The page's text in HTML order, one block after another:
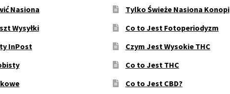
Nasiona
Wysyłki
InPost
Tylko Świeże Nasiona Konopi
Co to Jest Fotoperiodyzm
Czym Jest Wysokie THC
Co to Jest THC
Co to Jest CBD?